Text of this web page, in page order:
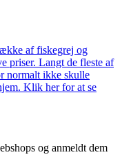
af fiskegrej og
priser. Langt de fleste af
normalt ikke skulle
Klik her for at se
og anmeldt dem